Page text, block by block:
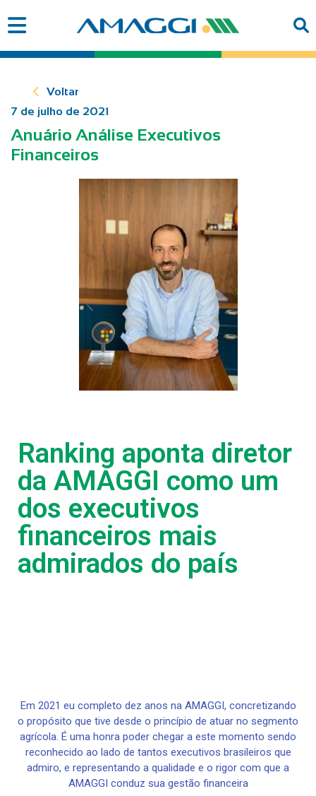
Voltar
7 de julho de 2021
Anuário Análise Executivos
Financeiros
Ranking aponta diretor
da AMAGGI como um
dos executivos
financeiros mais
admirados do país
Em 2021 eu completo dez anos na AMAGGI, concretizando
o propósito que tive desde o princípio de atuar no segmento
agrícola. É uma honra poder chegar a este momento sendo
reconhecido ao lado de tantos executivos brasileiros que
admiro, e representando a qualidade e o rigor com que a
AMAGGI conduz sua gestão financeira